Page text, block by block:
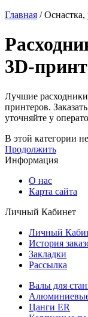
Главная /
3D-
Лучшие
принтеров.
уточняйте у
В этой категории
Продолжить
Информация
О нас
Карта сайта
Личный Кабинет
Личный
История
Закладки
Рассылка
Валы для
Цанги ER